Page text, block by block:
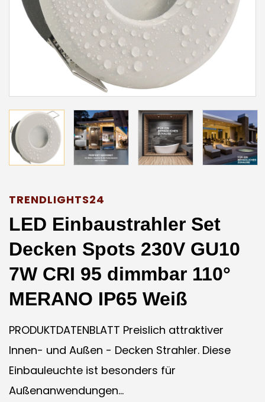
TRENDLIGHTS24
LED Einbaustrahler Set
Decken Spots 230V GU10
7W CRI 95 dimmbar 110°
MERANO IP65 Weiß
PRODUKTDATENBLATT Preislich attraktiver
Innen- und Außen - Decken Strahler. Diese
Einbauleuchte ist besonders für
Außenanwendungen...